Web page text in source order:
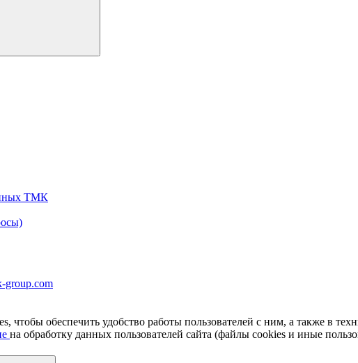
ТМК
group.com
чтобы обеспечить удобство работы пользователей с ним, а также в
на обработку данных пользователей сайта (файлы cookies и иные